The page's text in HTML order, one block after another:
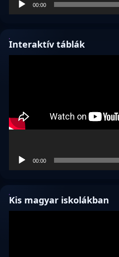
00:00
Interaktív táblák
00:00
Kis magyar iskolákban